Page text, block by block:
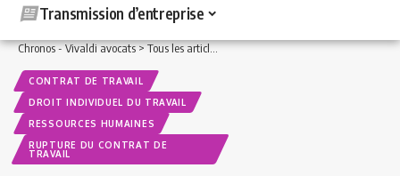
Transmission d’entreprise
Chronos - Vivaldi avocats>Tous les articles >Ressources humaines>Contrat de
CONTRAT DE TRAVAIL
DROIT INDIVIDUEL DU TRAVAIL
RESSOURCES HUMAINES
RUPTURE DU CONTRAT DE
TRAVAIL